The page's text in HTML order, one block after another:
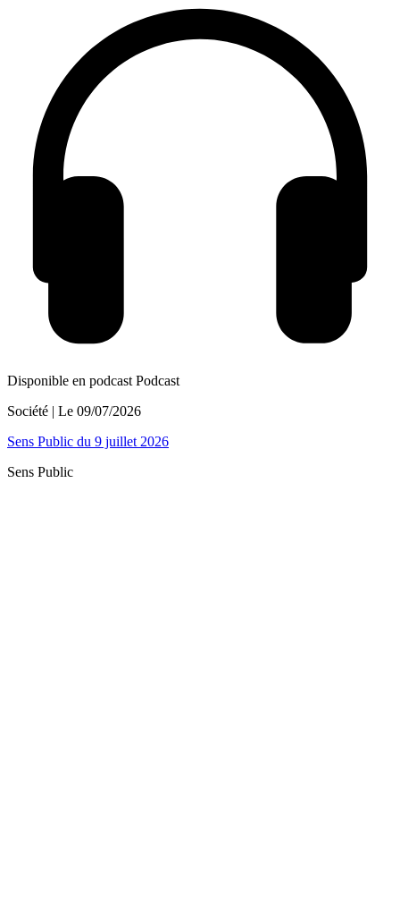
Disponible en podcast Podcast
Société | Le 09/07/2026
Sens Public du 9 juillet 2026
Sens Public